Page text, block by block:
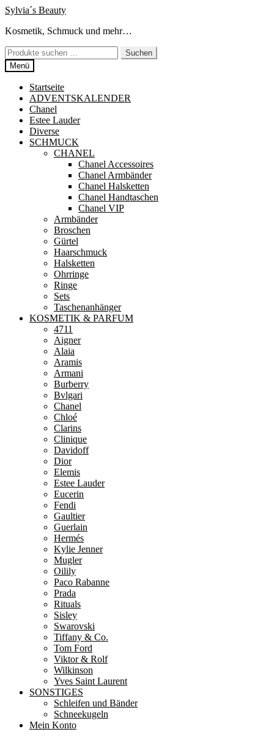
Zur
springen
Zum
springen
Sylvia´s Beauty
Kosmetik, Schmuck und mehr…
Suchen
nach:
Suchen
Menü
Startseite
ADVENTSKALENDER
Chanel
Estee Lauder
Diverse
SCHMUCK
CHANEL
Chanel Accessoires
Chanel Armbänder
Chanel Halsketten
Chanel Handtaschen
Chanel VIP
Armbänder
Broschen
Gürtel
Haarschmuck
Halsketten
Ohrringe
Ringe
Sets
Taschenanhänger
KOSMETIK & PARFUM
4711
Aigner
Alaia
Aramis
Armani
Burberry
Bvlgari
Chanel
Chloé
Clarins
Clinique
Davidoff
Dior
Elemis
Estee Lauder
Eucerin
Fendi
Gaultier
Guerlain
Hermés
Kylie Jenner
Mugler
Oilily
Paco Rabanne
Prada
Rituals
Sisley
Swarovski
Tiffany & Co.
Tom Ford
Viktor & Rolf
Wilkinson
Yves Saint Laurent
SONSTIGES
Schleifen und Bänder
Schneekugeln
Mein Konto